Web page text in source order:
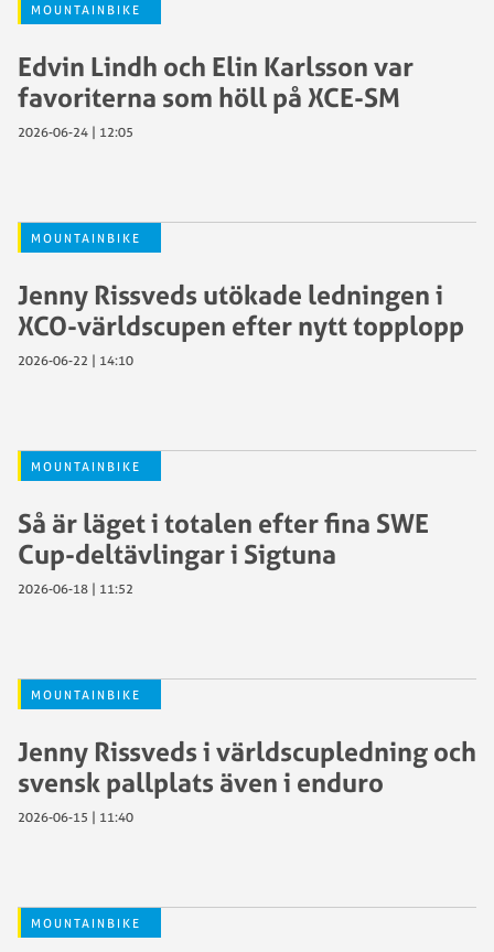
MOUNTAINBIKE
Edvin Lindh och Elin Karlsson var
favoriterna som höll på XCE-SM
2026-06-24 | 12:05
MOUNTAINBIKE
Jenny Rissveds utökade ledningen i
XCO-världscupen efter nytt topplopp
2026-06-22 | 14:10
MOUNTAINBIKE
Så är läget i totalen efter fina SWE
Cup-deltävlingar i Sigtuna
2026-06-18 | 11:52
MOUNTAINBIKE
Jenny Rissveds i världscupledning och
svensk pallplats även i enduro
2026-06-15 | 11:40
MOUNTAINBIKE